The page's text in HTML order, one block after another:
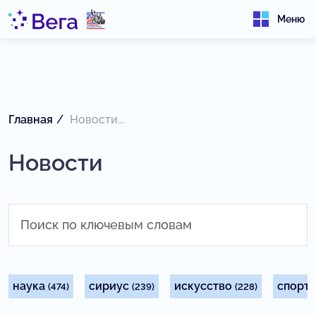
Меню
Главная Новости...
Новости
наука (474) сириус (239) искусство (228) спорт